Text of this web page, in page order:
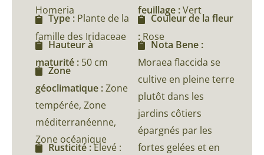
Homeria
Type : Plante de la
famille des Iridaceae
Hauteur à
maturité : 50 cm
Zone
géoclimatique :Zone
tempérée, Zone
méditerranéenne,
Zone océanique
Rusticité :Élevé :
feuillage :Vert
Couleur de la fleur
: Rose
Nota Bene :
Moraea flaccida se
cultive en pleine terre
plutôt dans les
jardins côtiers
épargnés par les
fortes gelées et en